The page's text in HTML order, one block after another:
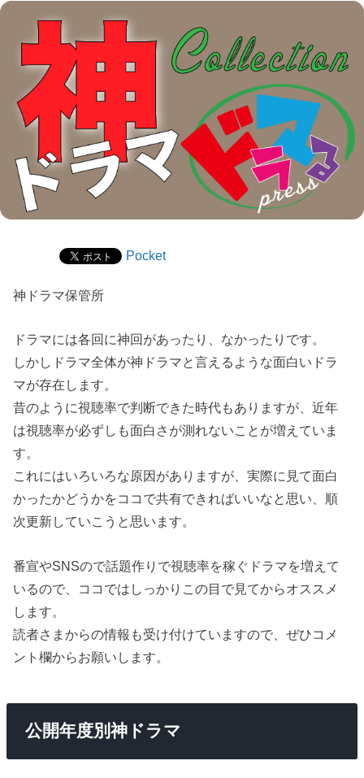
Pocket
神ドラマ保管所
ドラマには各回に神回があったり、なかったりです。
しかしドラマ全体が神ドラマと言えるような面白いドラ
マが存在します。
昔のように視聴率で判断できた時代もありますが、近年
は視聴率が必ずしも面白さが測れないことが増えていま
す。
これにはいろいろな原因がありますが、実際に見て面白
かったかどうかをココで共有できればいいなと思い、順
次更新していこうと思います。
番宣やSNSので話題作りで視聴率を稼ぐドラマを増えて
いるので、ココではしっかりこの目で見てからオススメ
します。
読者さまからの情報も受け付けていますので、ぜひコメ
ント欄からお願いします。
公開年度別神ドラマ